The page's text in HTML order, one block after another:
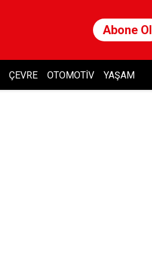
Abone Ol
ÇEVRE OTOMOTIV YAŞAM